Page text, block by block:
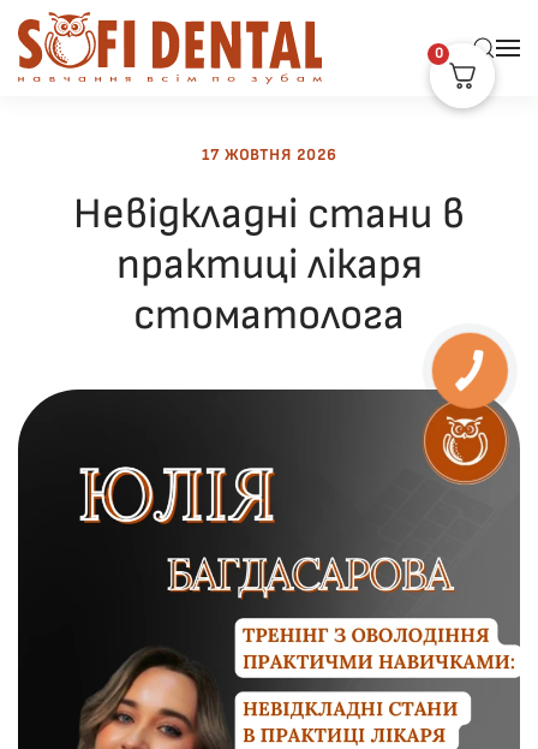
Skip to main content
17 ЖОВТНЯ 2026
Невідкладні стани в
практиці лікаря
стоматолога
0